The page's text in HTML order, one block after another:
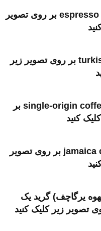
برای خرید قهوه اسپرسو espresso coffee بر روی تصویر
برای خرید قهوه ترک turkish coffee بر روی تصویر زیر
برای خرید قهوه تک خاستگاه single-origin coffee بر
کنید
برای خرید قهوه جامائیکا jamaica coffee بر روی تصویر
یرگاچف) گرید یک